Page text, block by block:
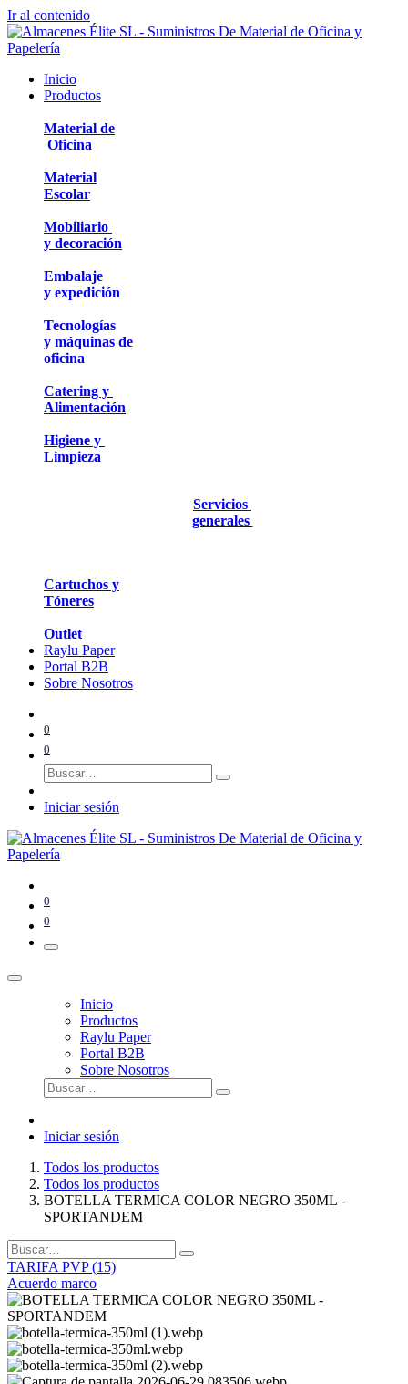
Ir al contenido
Inicio
Productos
Material de
Oficina
Material
Escolar
Mobiliario
y decoración
Embalaje
y expedición
Tecnologías
y máquinas de
oficina
Catering y
Alimentación
Higiene y
Limpieza
Servicios
generales
Cartuchos y
Tóneres
Outlet
Raylu Paper
Portal B2B
Sobre Nosotros
0
0
Iniciar sesión
0
0
Inicio
Productos
Raylu Paper
Portal B2B
Sobre Nosotros
Iniciar sesión
Todos los productos
Todos los productos
BOTELLA TERMICA COLOR NEGRO 350ML -
SPORTANDEM
TARIFA PVP (15)
Acuerdo marco